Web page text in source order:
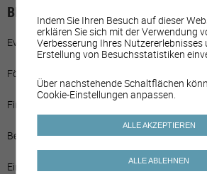
BETEILIGUNG DER GEMEINDE
Evaluation der Bedürfnisse von Seniorinnen/
Förderung der Einrichtung von Vereinigungen.
Finanzielle Unterstützung für die umgesetzten
Bereitstellung der Räumlichkeiten.
Einrichtung der Kommissionen.
Indem Sie Ihren Besuch auf dieser
erklären Sie sich mit der Verwendung
Verbesserung Ihres Nutzererlebnisses
Erstellung von Besuchsstatistiken
Über nachstehende Schaltflächen
Cookie-Einstellungen anpassen.
ALLE AKZEPTIEREN
ALLE ABLEHNEN